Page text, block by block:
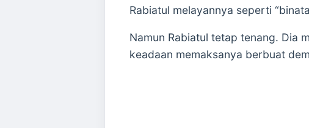
Rabiatul melayannya seperti
Namun Rabiatul tetap tenang. Dia
keadaan memaksanya berbuat